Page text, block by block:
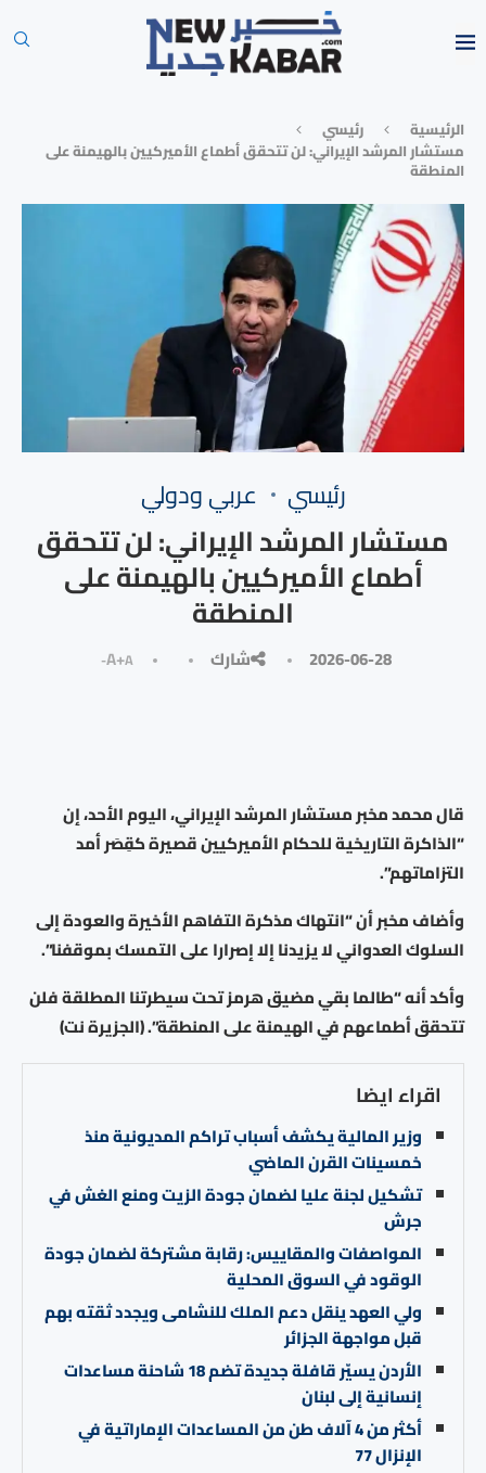
الرئيسية
رئيسي
مستشار المرشد الإيراني: لن تتحقق أطماع الأميركيين بالهيمنة على
المنطقة
رئيسي ⁠عربي ودولي
مستشار المرشد الإيراني: لن تتحقق
أطماع الأميركيين بالهيمنة على
المنطقة
2026-06-28 شارك A+A-
قال محمد مخبر مستشار المرشد الإيراني، اليوم الأحد، إن
“الذاكرة التاريخية للحكام الأميركيين قصيرة كقِصَر أمد
التزاماتهم”.
وأضاف مخبر أن “انتهاك مذكرة التفاهم الأخيرة والعودة إلى
السلوك العدواني لا يزيدنا إلا إصرارا على التمسك بموقفنا”.
وأكد أنه “طالما بقي مضيق هرمز تحت سيطرتنا المطلقة فلن
تتحقق أطماعهم في الهيمنة على المنطقة”. (الجزيرة نت)
اقراء ايضا
وزير المالية يكشف أسباب تراكم المديونية منذ
خمسينات القرن الماضي
تشكيل لجنة عليا لضمان جودة الزيت ومنع الغش في
جرش
المواصفات والمقاييس: رقابة مشتركة لضمان جودة
الوقود في السوق المحلية
ولي العهد ينقل دعم الملك للنشامى ويجدد ثقته بهم
قبل مواجهة الجزائر
الأردن يسيّر قافلة جديدة تضم 18 شاحنة مساعدات
إنسانية إلى لبنان
أكثر من 4 آلاف طن من المساعدات الإماراتية في
الإنزال 77